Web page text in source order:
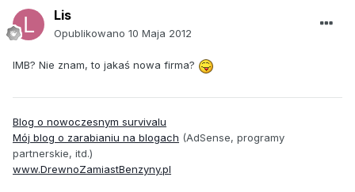
Lis
Opublikowano 10 Maja 2012
IMB? Nie znam, to jakaś nowa firma?
Blog o nowoczesnym survivalu
Mój blog o zarabianiu na blogach (AdSense, programy
partnerskie, itd.)
www.DrewnoZamiastBenzyny.pl